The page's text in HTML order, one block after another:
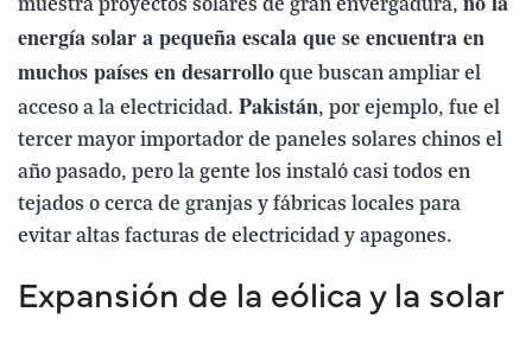
muestra proyectos solares de gran envergadura,
energía solar a pequeña escala que se encuentra en
muchos países en desarrollo que buscan ampliar el
acceso a la electricidad. Pakistán, por ejemplo, fue el
tercer mayor importador de paneles solares chinos el
año pasado, pero la gente los instaló casi todos en
tejados o cerca de granjas y fábricas locales para
evitar altas facturas de electricidad y apagones.
Expansión de la eólica y la solar